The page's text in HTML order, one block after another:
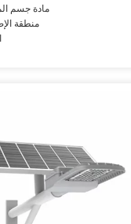
مادة جسم
منطقة الإضاءة: